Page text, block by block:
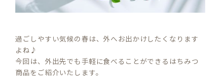
過ごしやすい気候の春は、外へお出かけしたくなります
よね♪
今回は、外出先でも手軽に食べることができるはちみつ
商品をご紹介いたします。